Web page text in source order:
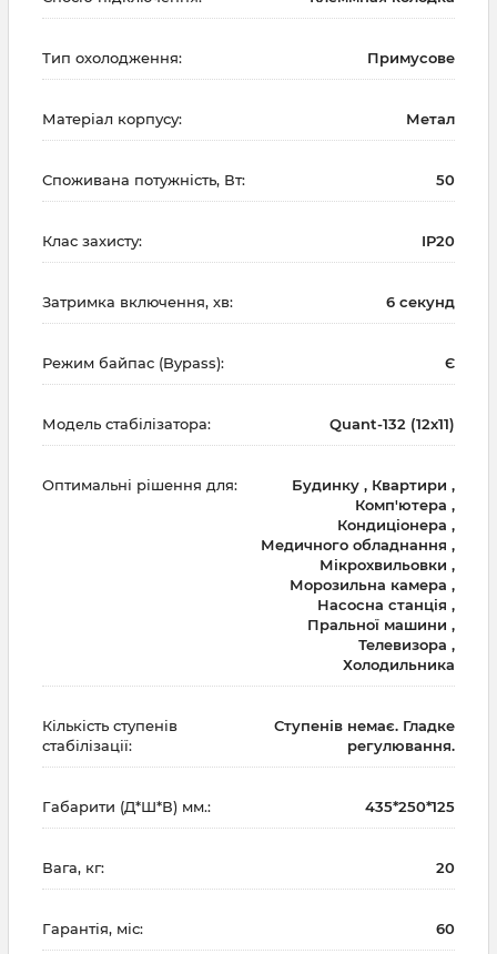
Тип охолодження: Примусове
Матеріал корпусу: Метал
Споживана потужність, Вт: 50
Клас захисту: IP20
Затримка включення, хв: 6 секунд
Режим байпас (Bypass): Є
Модель стабілізатора: Quant-132 (12х11)
Оптимальні рішення для:
Будинку , Квартири ,
Комп'ютера ,
Кондиціонера ,
Медичного обладнання ,
Мікрохвильовки ,
Морозильна камера ,
Насосна станція ,
Пральної машини ,
Телевизора ,
Холодильника
Кількість ступенів
стабілізації:
Ступенів немає. Гладке
регулювання.
Габарити (Д*Ш*В) мм.: 435*250*125
Вага, кг: 20
Гарантія, міс: 60